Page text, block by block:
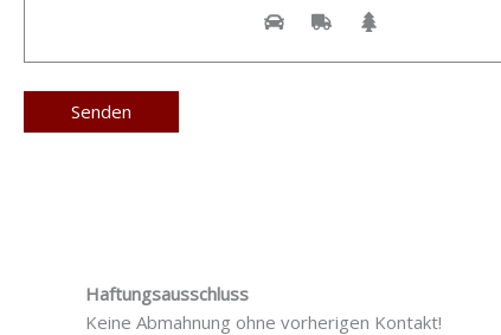
Haftungsausschluss
Keine Abmahnung ohne vorherigen Kontakt!